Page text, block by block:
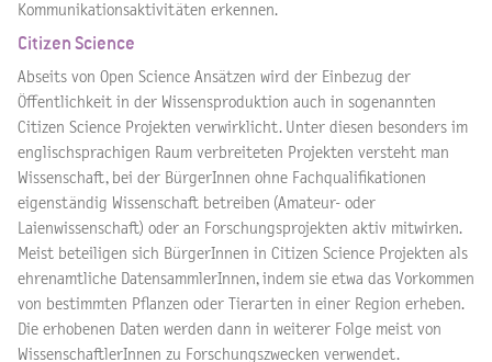
Kommunikationsaktivitäten erkennen.
Citizen Science
Abseits von Open Science Ansätzen wird der Einbezug der
Öffentlichkeit in der Wissensproduktion auch in sogenannten
Citizen Science Projekten verwirklicht. Unter diesen besonders im
englischsprachigen Raum verbreiteten Projekten versteht man
Wissenschaft, bei der BürgerInnen ohne Fachqualifikationen
eigenständig Wissenschaft betreiben (Amateur- oder
Laienwissenschaft) oder an Forschungsprojekten aktiv mitwirken.
Meist beteiligen sich BürgerInnen in Citizen Science Projekten als
ehrenamtliche DatensammlerInnen, indem sie etwa das Vorkommen
von bestimmten Pflanzen oder Tierarten in einer Region erheben.
Die erhobenen Daten werden dann in weiterer Folge meist von
WissenschaftlerInnen zu Forschungszwecken verwendet.